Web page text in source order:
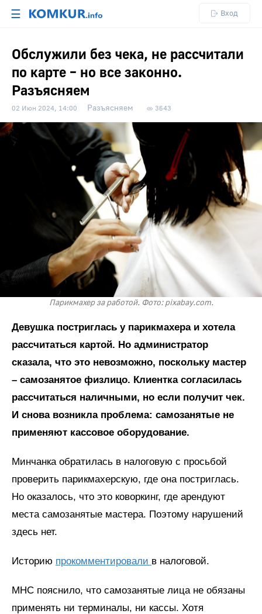
☰ Вход
Обслужили без чека, не рассчитали
по карте – но все законно.
Разъясняем
02 Июн 2024, 14:00 Разъясняем 3643
Парикмахер за работой. Фото: pixabay.com.
Девушка постриглась у парикмахера и хотела
рассчитаться картой. Но администратор
сказала, что это невозможно, поскольку мастер
– самозанятое физлицо. Клиентка согласилась
рассчитаться наличными, но если получит чек.
И снова возникла проблема: самозанятые не
применяют кассовое оборудование.
Минчанка обратилась в налоговую с просьбой
проверить парикмахерскую, где она постриглась.
Но оказалось, что это коворкинг, где арендуют
места самозанятые мастера. Поэтому нарушений
здесь нет.
Историю прокомментировали в налоговой.
МНС пояснило, что самозанятые лица не обязаны
применять ни терминалы, ни кассы. Хотя